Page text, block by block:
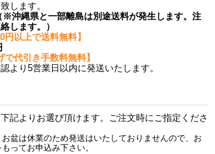
します。
※沖縄県と一部離島は別途送料が発生します。注
します。）
円以上で送料無料】
で代引き手数料無料】
より5営業日以内に発送いたします。
記よりお選び頂けます。ご注文時にご指定くださ
盆は休業のため発送はいたしておりませんので、お
ってお申込み下さい。